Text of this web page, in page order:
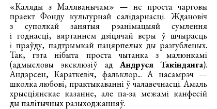
«Каляды з Маляванычам» — не проста чарговы
праект Фонду культурнай салідарнасці. Ждановіч
з суполкай занятыя рэанімацыяй сумлення
і годнасці, вяртаннем дзіцячай веры ў шчырасць
і праўду, падтрымкай пацярпелых ды разгубленых.
Так, гэта нібыта проста чытанка з малюнкамі
(адмысловы эксклюзіў ад Андруся Такінданга).
Андэрсен, Караткевіч, фальклор... А насамрэч —
школка любові, практыкаванні ў чалавечнасці. Амаль
хрысціянскае казанне, але па-за межамі канфесій
ды палітычных разыходжанняў.